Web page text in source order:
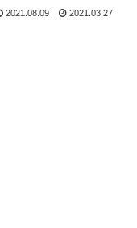
2021.08.09 2021.03.27